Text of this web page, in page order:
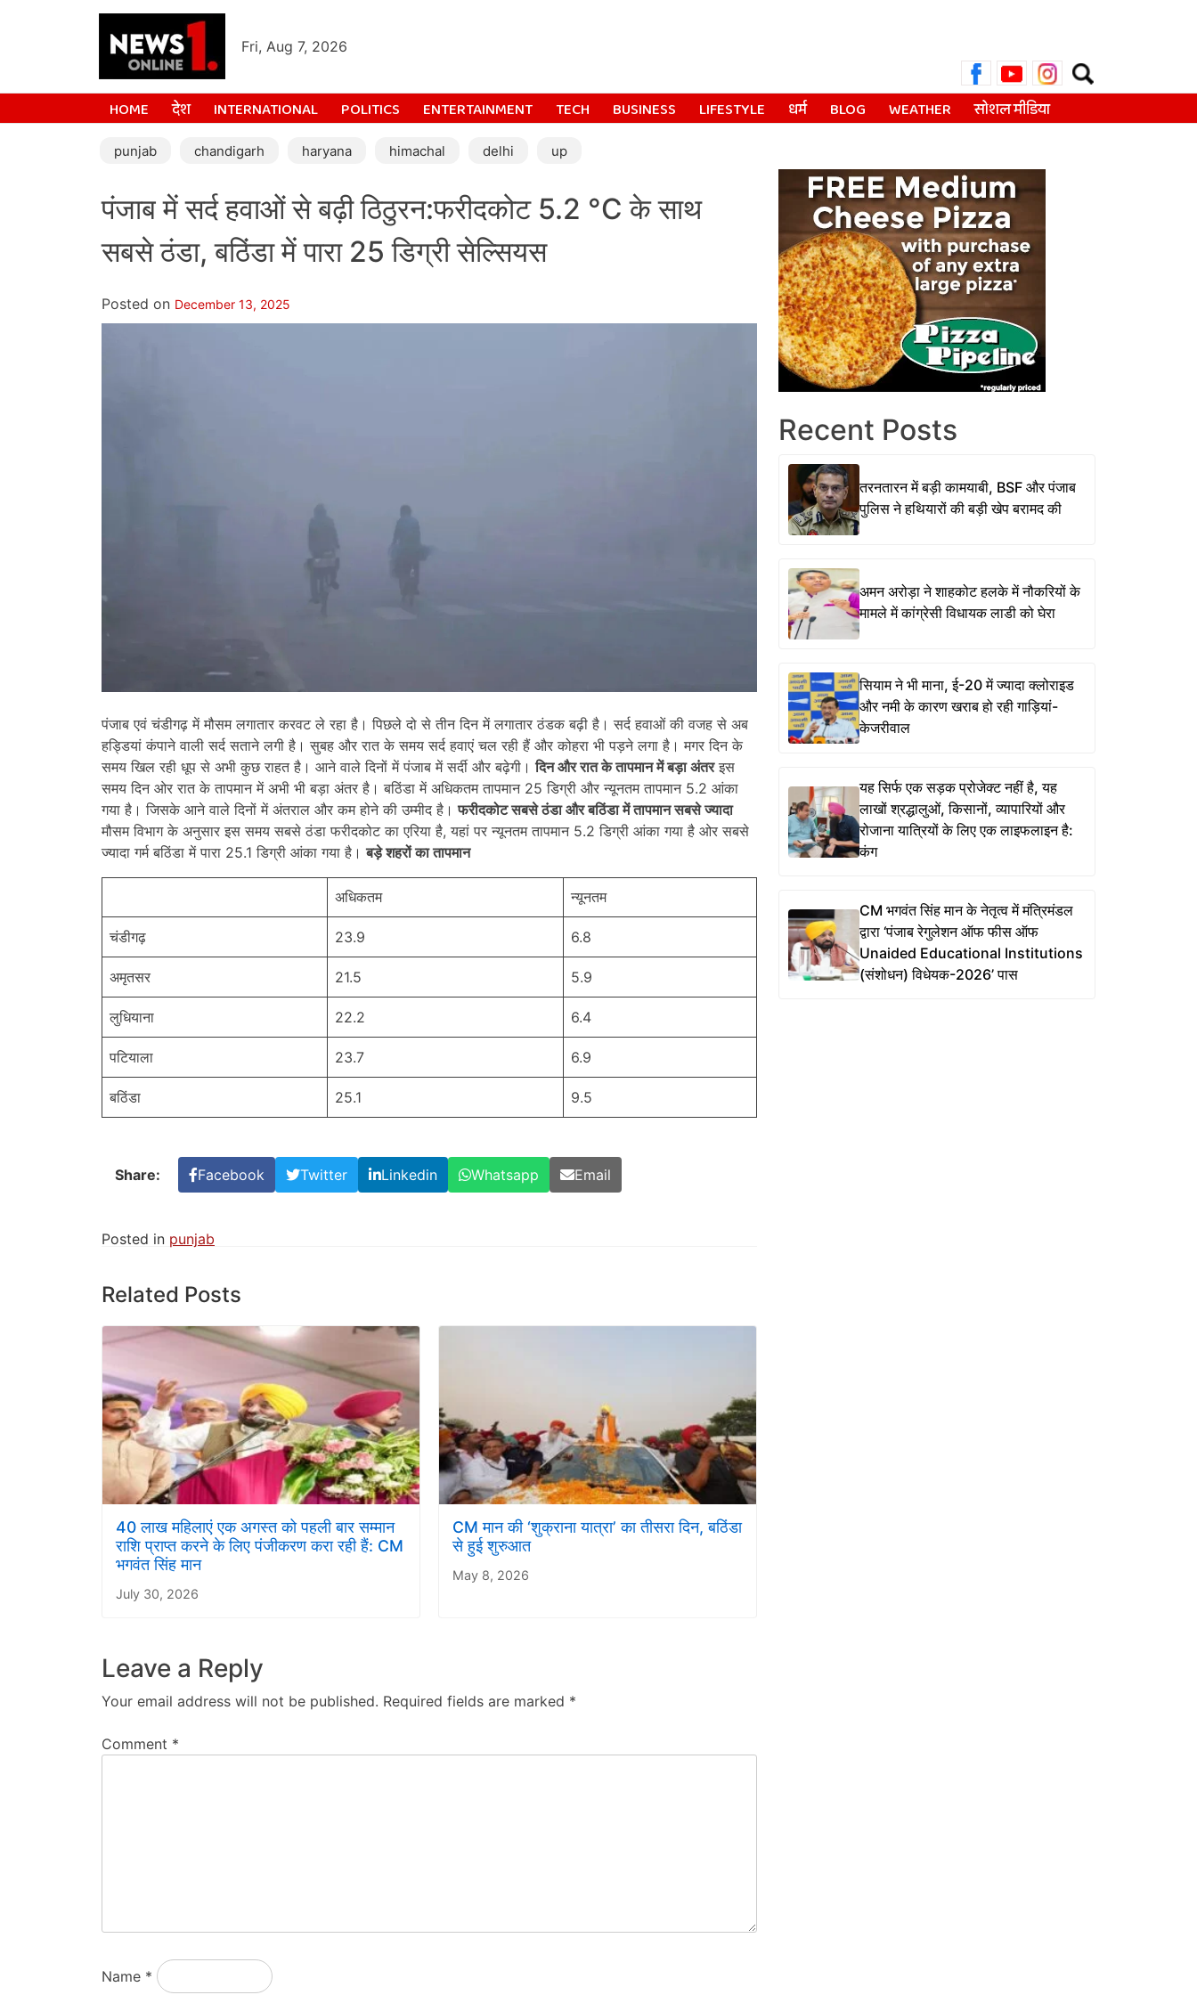
Fri, Aug 7, 2026
Search
for:
HOME देश INTERNATIONAL POLITICS ENTERTAINMENT TECH BUSINESS LIFESTYLE धर्म BLOG WEATHER सोशल मीडिया
punjab chandigarh haryana himachal delhi up
पंजाब में सर्द हवाओं से बढ़ी ठिठुरन:फरीदकोट 5.2 °C के साथ
सबसे ठंडा, बठिंडा में पारा 25 डिग्री सेल्सियस
Posted on December 13, 2025
पंजाब एवं चंडीगढ़ में मौसम लगातार करवट ले रहा है। पिछले दो से तीन दिन में लगातार ठंडक बढ़ी है। सर्द हवाओं की वजह से अब
हड्डियां कंपाने वाली सर्द सताने लगी है। सुबह और रात के समय सर्द हवाएं चल रही हैं और कोहरा भी पड़ने लगा है। मगर दिन के
समय खिल रही धूप से अभी कुछ राहत है। आने वाले दिनों में पंजाब में सर्दी और बढ़ेगी।दिन और रात के तापमान में बड़ा अंतरइस
समय दिन ओर रात के तापमान में अभी भी बड़ा अंतर है। बठिंडा में अधिकतम तापमान 25 डिग्री और न्यूनतम तापमान 5.2 आंका
गया है। जिसके आने वाले दिनों में अंतराल और कम होने की उम्मीद है।फरीदकोट सबसे ठंडा और बठिंडा में तापमान सबसे ज्यादा
मौसम विभाग के अनुसार इस समय सबसे ठंडा फरीदकोट का एरिया है, यहां पर न्यूनतम तापमान 5.2 डिग्री आंका गया है ओर सबसे
ज्यादा गर्म बठिंडा में पारा 25.1 डिग्री आंका गया है।बड़े शहरों का तापमान
अधिकतम न्यूनतम
चंडीगढ़ 23.9 6.8
अमृतसर 21.5 5.9
लुधियाना 22.2 6.4
पटियाला 23.7 6.9
बठिंडा 25.1 9.5
Share: Facebook Twitter Linkedin Whatsapp Email
Posted in punjab
Related Posts
40 लाख महिलाएं एक अगस्त को पहली बार सम्मान
राशि प्राप्त करने के लिए पंजीकरण करा रही हैं: CM
भगवंत सिंह मान
July 30, 2026
CM मान की ‘शुक्राना यात्रा’ का तीसरा दिन, बठिंडा
से हुई शुरुआत
May 8, 2026
Leave a Reply
Your email address will not be published. Required fields are marked *
Comment *
Name *
Recent Posts
तरनतारन में बड़ी कामयाबी, BSF और पंजाब
पुलिस ने हथियारों की बड़ी खेप बरामद की
अमन अरोड़ा ने शाहकोट हलके में नौकरियों के
मामले में कांग्रेसी विधायक लाडी को घेरा
सियाम ने भी माना, ई-20 में ज्यादा क्लोराइड
और नमी के कारण खराब हो रही गाड़ियां-
केजरीवाल
यह सिर्फ एक सड़क प्रोजेक्ट नहीं है, यह
लाखों श्रद्धालुओं, किसानों, व्यापारियों और
रोजाना यात्रियों के लिए एक लाइफलाइन है:
कंग
CM भगवंत सिंह मान के नेतृत्व में मंत्रिमंडल
द्वारा ‘पंजाब रेगुलेशन ऑफ फीस ऑफ
Unaided Educational Institutions
(संशोधन) विधेयक-2026’ पास